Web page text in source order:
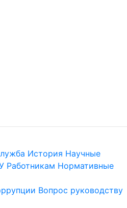
История Научные
Работникам Нормативные
Вопрос руководству